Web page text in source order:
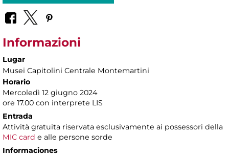
Informazioni
Lugar
Musei Capitolini Centrale Montemartini
Horario
Mercoledì 12 giugno 2024
ore 17.00 con interprete LIS
Entrada
Attività gratuita riservata esclusivamente ai possessori della
MIC card e alle persone sorde
Informaciones